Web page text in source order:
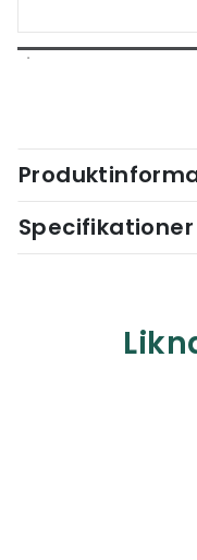
Specifikationer